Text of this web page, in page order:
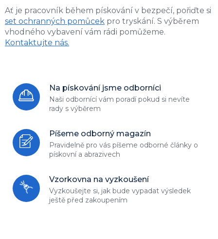
Ať je pracovník během pískování v bezpečí, pořiďte si
set ochranných pomůcek pro tryskání. S výběrem
vhodného vybavení vám rádi pomůžeme.
Kontaktujte nás.
Na pískování jsme odborníci
Naši odbornící vám poradí pokud si nevíte
rady s výběrem
Píšeme odborný magazín
Pravidelně pro vás píšeme odborné články o
pískovní a abrazivech
Vzorkovna na vyzkoušení
Vyzkoušejte si, jak bude vypadat výsledek
ještě před zakoupením